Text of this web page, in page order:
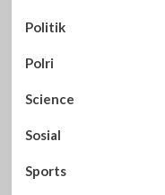
Politik
Polri
Science
Sosial
Sports